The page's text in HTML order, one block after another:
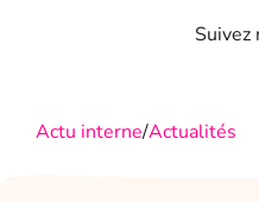
Suivez
Actu interne/Actualités